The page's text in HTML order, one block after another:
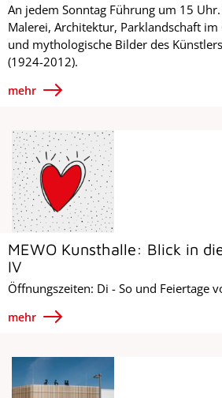
An jedem Sonntag Führung um 15
Malerei, Architektur, Parklandschaft
und mythologische Bilder des
(1924-2012).
mehr
MEWO Kunsthalle: Blick in
IV
Öffnungszeiten: Di - So und Feiertage
mehr